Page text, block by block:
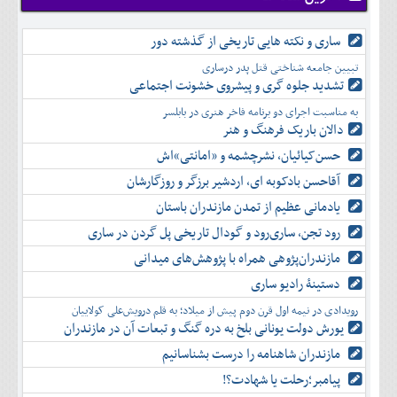
اسفند
دی
بهمن
اسفند
آذر
دی
بهمن
اسفند
مهر
آبان
آذر
دی
بهمن
اسفند
ساری و نکته هایی تاریخی از گذشته دور
تبیین جامعه شناختی قتل پدر درساری
تشدید جلوه‌ گری و پیشروی خشونت اجتماعی
به مناسبت اجرای دو برنامه فاخر هنری در بابلسر
دالان باریک فرهنگ و هنر
حسن‌کیائیان، نشرچشمه و «امانتی»اش
آقاحسن بادکوبه ای، اردشیر برزگر و روزگارشان
یادمانی عظیم از تمدن مازندران باستان
رود تجن، ساری‌رود و گودال تاریخی پل گردن در ساری
مازندران‌پژوهی همراه با پژوهش‌های میدانی
دستینۀ رادیو ساری
رویدادی در نیمه اول قرن دوم پیش از میلاد؛ به قلم درویش‌علی کولاییان
یورش دولت یونانی بلخ به دره گنگ و تبعات آن در مازندران
مازندران شاهنامه را درست بشناسانیم
پیامبر؛رحلت یا شهادت؟!